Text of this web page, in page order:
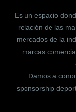
Es un espacio
relación de las
mercados de la
marcas
Damos a
sponsorship